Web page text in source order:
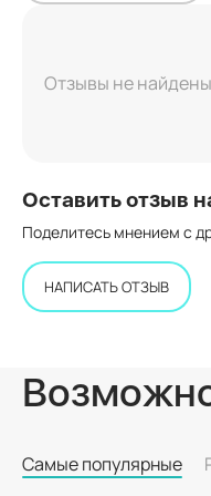
Отзывы не найдены
Оставить отзыв
Поделитесь мнением с
НАПИСАТЬ ОТЗЫВ
Самые популярные